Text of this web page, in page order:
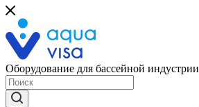
Оборудование для бассейной индустрии